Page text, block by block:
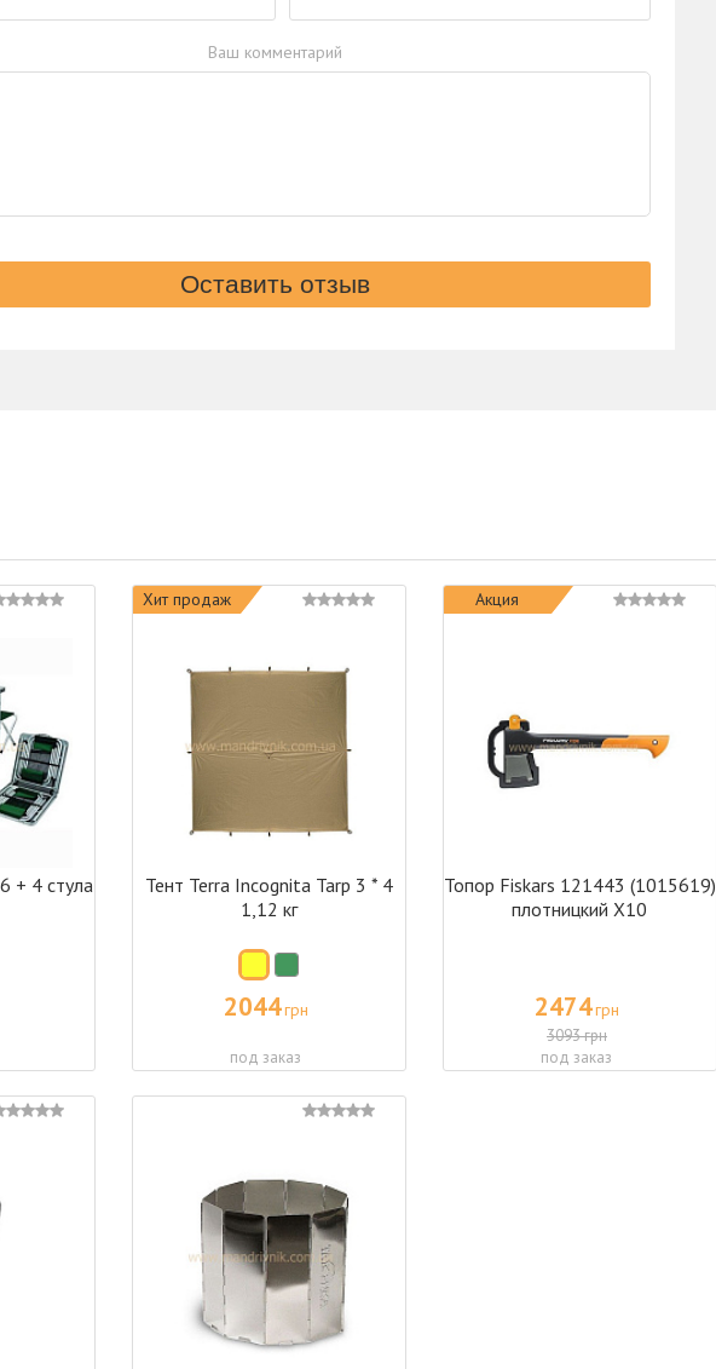
Ваш комментарий
+ 4 стула
Хит продаж
Тент Terra Incognita Tarp 3 * 4
1,12 кг
2044грн
под заказ
Акция
Топор Fiskars 121443 (1015619)
плотницкий X10
2474грн
3093 грн
под заказ